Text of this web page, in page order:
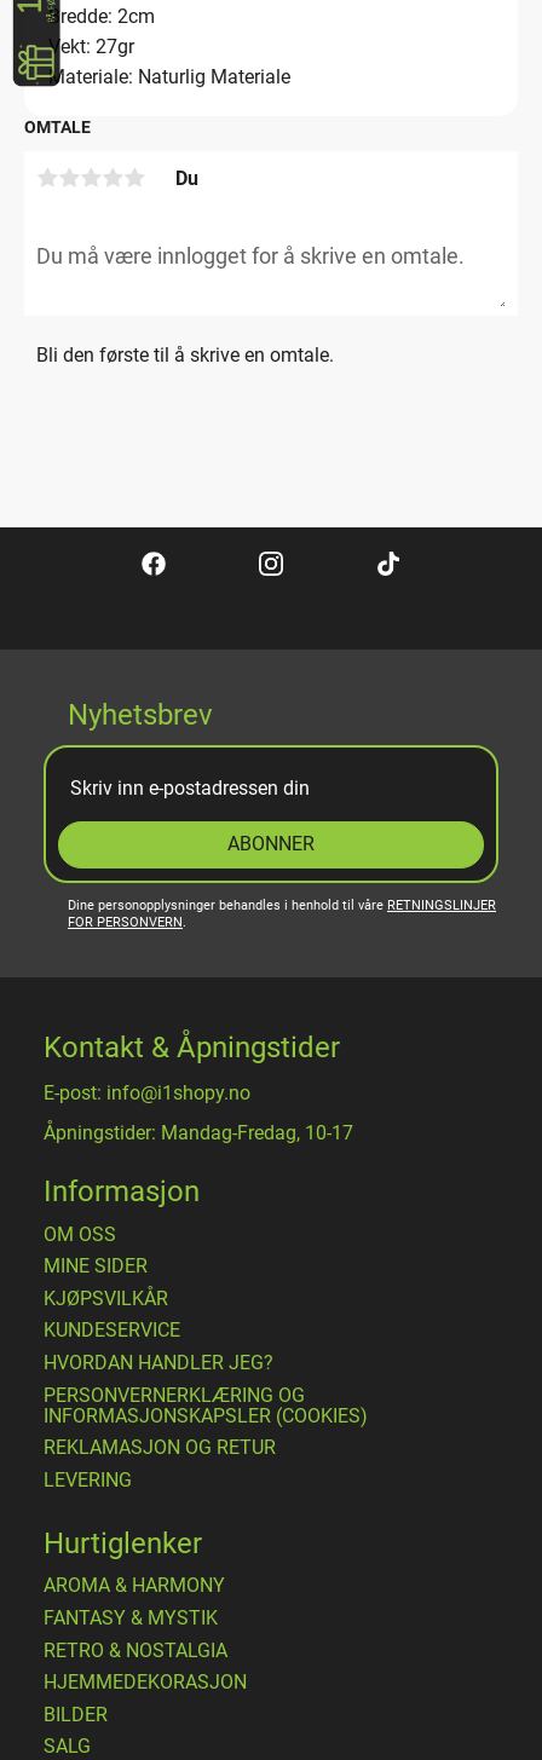
Bredde: 2cm
Vekt: 27gr
Materiale: Naturlig Materiale
OMTALE
Du
Bli den første til å skrive en omtale.
Nyhetsbrev
ABONNER
Dine personopplysninger behandles i henhold til våre RETNINGSLINJER
FOR PERSONVERN.
Kontakt & Åpningstider
E-post: info@i1shopy.no
Åpningstider: Mandag-Fredag, 10-17
Informasjon
OM OSS
MINE SIDER
​KJØPSVILKÅR
KUNDESERVICE
HVORDAN HANDLER JEG?
PERSONVERNERKLÆRING OG
INFORMASJONSKAPSLER (COOKIES)
REKLAMASJON OG RETUR
LEVERING
Hurtiglenker
AROMA & HARMONY
FANTASY & MYSTIK
RETRO & NOSTALGIA
HJEMMEDEKORASJON
BILDER
SALG